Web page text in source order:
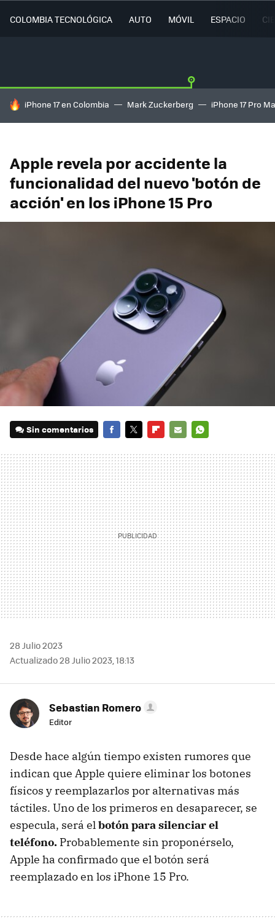
COLOMBIA TECNOLÓGICA AUTO MÓVIL ESPACIO
HOY SE HABLA DE
iPhone 17 en Colombia Mark Zuckerberg iPhone 17 Pro
Apple revela por accidente la
funcionalidad del nuevo 'botón de
acción' en los iPhone 15 Pro
Sin comentarios
MAIL
28 Julio 2023
Actualizado 28 Julio 2023, 18:13
Sebastian Romero
Editor
Desde hace algún tiempo existen rumores que
indican que Apple quiere eliminar los botones
físicos y reemplazarlos por alternativas más
táctiles. Uno de los primeros en desaparecer, se
especula, será elbotón para silenciar el
teléfono. Probablemente sin proponérselo,
Apple ha confirmado que el botón será
reemplazado en los iPhone 15 Pro.